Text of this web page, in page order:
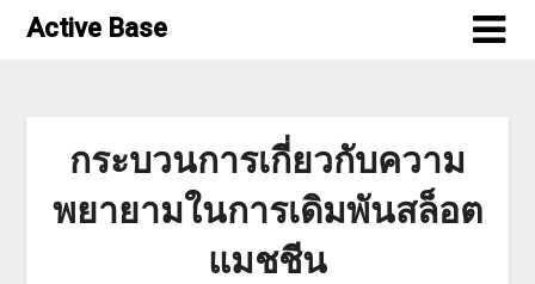
SkipActive Base
กระบวนการเกี่ยวกับความ
พยายามในการเดิมพันสล็อต
แมชชีน